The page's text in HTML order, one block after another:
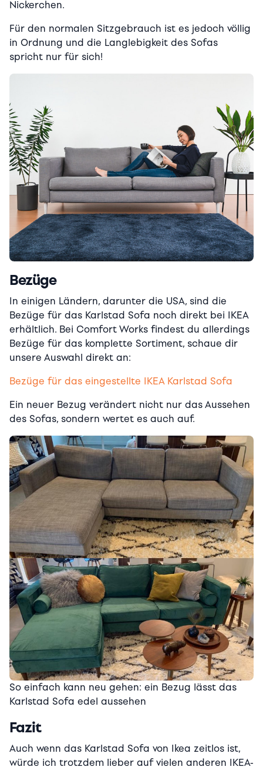
Nickerchen.
Für den normalen Sitzgebrauch ist es jedoch völlig
in Ordnung und die Langlebigkeit des Sofas
spricht nur für sich!
Bezüge
In einigen Ländern, darunter die USA, sind die
Bezüge für das Karlstad Sofa noch direkt bei IKEA
erhältlich. Bei Comfort Works findest du allerdings
Bezüge für das komplette Sortiment, schaue dir
unsere Auswahl direkt an:
Bezüge für das eingestellte IKEA Karlstad Sofa
Ein neuer Bezug verändert nicht nur das Aussehen
des Sofas, sondern wertet es auch auf.
So einfach kann neu gehen: ein Bezug lässt das
Karlstad Sofa edel aussehen
Fazit
Auch wenn das Karlstad Sofa von Ikea zeitlos ist,
würde ich trotzdem lieber auf vielen anderen IKEA-